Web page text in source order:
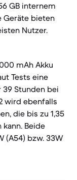
GB internem
Geräte bieten
Nutzer.
mAh Akku
Tests eine
39 Stunden bei
wird ebenfalls
die bis zu 1,35
Beide
(A54) bzw. 33W